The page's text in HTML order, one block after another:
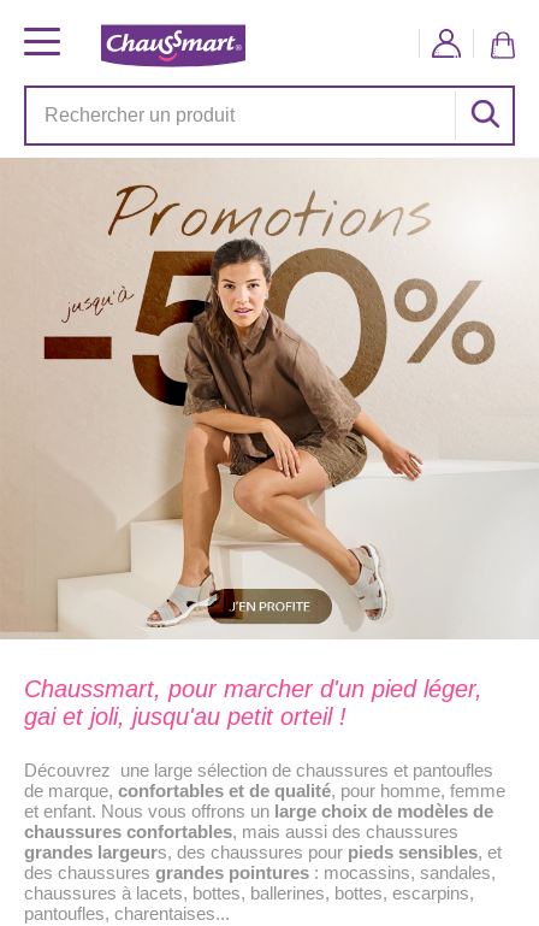
Chaussmart, pour marcher d'un pied léger,
gai et joli, jusqu'au petit orteil !
Découvrez une large sélection de chaussures et pantoufles
de marque, confortables et de qualité, pour homme, femme
et enfant. Nous vous offrons un large choix de modèles de
chaussures confortables, mais aussi des chaussures
grandes largeurs, des chaussures pour pieds sensibles, et
des chaussures grandes pointures : mocassins, sandales,
chaussures à lacets, bottes, ballerines, bottes, escarpins,
pantoufles, charentaises...